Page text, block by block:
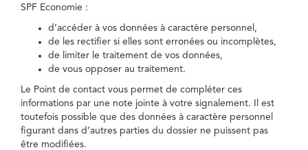
SPF Economie :
d’accéder à vos données à caractère personnel,
de les rectifier si elles sont erronées ou incomplètes,
de limiter le traitement de vos données,
de vous opposer au traitement.
Le Point de contact vous permet de compléter ces
informations par une note jointe à votre signalement. Il est
toutefois possible que des données à caractère personnel
figurant dans d’autres parties du dossier ne puissent pas
être modifiées.